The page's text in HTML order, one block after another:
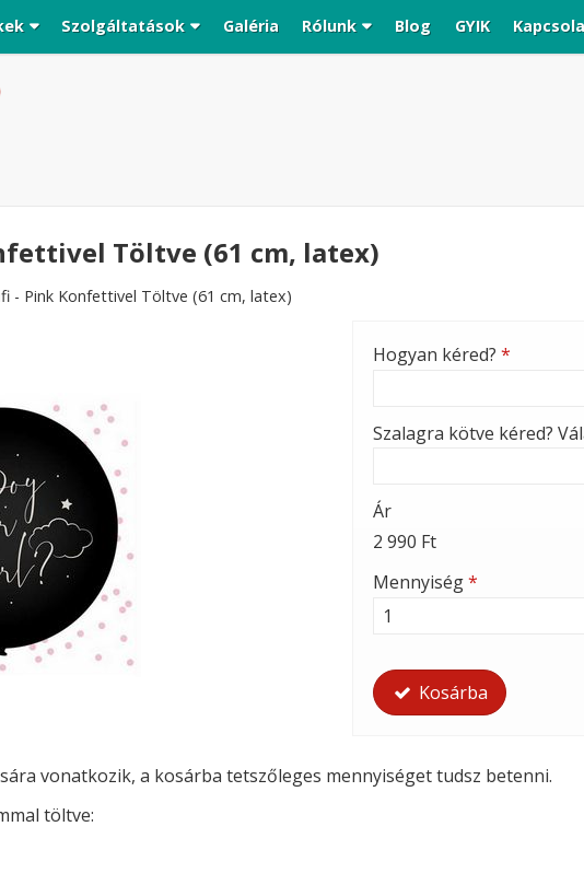
Szolgáltatások Galéria Rólunk Blog GYIK
Töltve (61 cm, latex)
- Pink Konfettivel Töltve (61 cm, latex)
Hogyan kéred? *
Szalagra kötve kéred?
Ár
2 990 Ft
Mennyiség*
Kosárba
vonatkozik, a kosárba tetszőleges mennyiséget tudsz betenni.
töltve: